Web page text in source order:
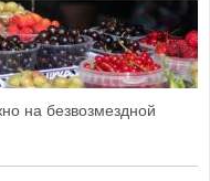
на безвозмездной